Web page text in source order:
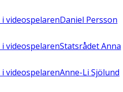
i videospelarenDaniel Persson
i videospelarenStatsrådet Anna
i videospelarenAnne-Li Sjölund